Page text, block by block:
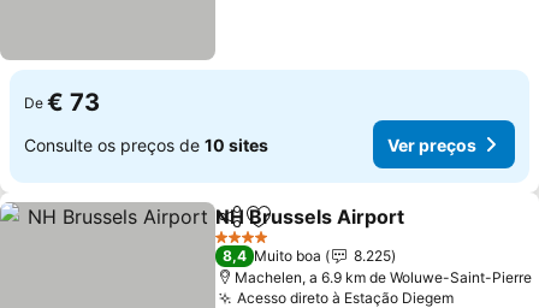
De € 73
Consulte os preços de 10 sites Ver preços
PartilharAdicionar aos favoritos
NH Brussels Airport
4 Estrelas
8,4 Muito boa
8.225
Machelen, a 6.9 km de Woluwe-Saint-Pierre
Acesso direto à Estação Diegem